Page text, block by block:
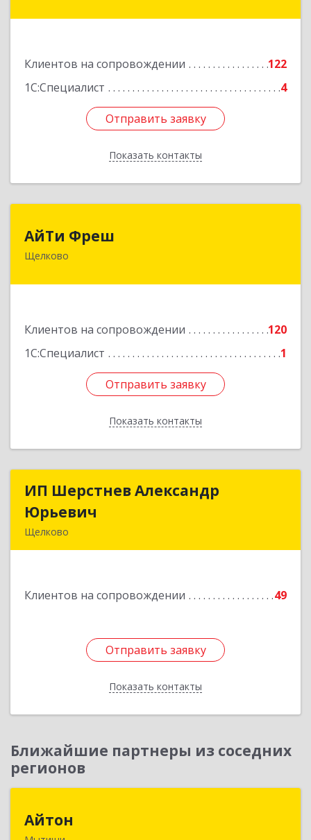
Клиентов на сопровождении
122
1С:Специалист
4
Отправить заявку
Показать контакты
Отправить заявку
Назад
АйТи Фреш
Щелково
Клиентов на сопровождении
120
1С:Специалист
1
Отправить заявку
Показать контакты
141100, Московская обл, Щелково г, Городской
Отправить заявку
Назад
ИП Шерстнев Александр
Юрьевич
Щелково
Клиентов на сопровождении 49
Отправить заявку
Показать контакты
ИП Шерстнев Александр
Подробнее
Отправить заявку
Назад
Ближайшие партнеры из соседних
регионов
Айтон